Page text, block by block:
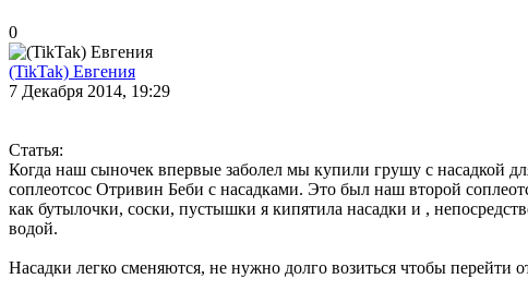
0
(TikTak) Евгения
7 Декабря 2014, 19:29
Статья:
Когда наш сыночек впервые заболел мы купили грушу с насадкой
соплеотсос Отривин Беби с насадками. Это был наш второй
как бутылочки, соски, пустышки я кипятила насадки и ,
водой.
Насадки легко сменяются, не нужно долго возиться чтобы перейти